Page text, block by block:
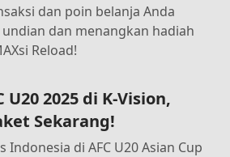
dan poin belanja Anda
dan menangkan hadiah
Reload!
U20 2025 di K-Vision,
Sekarang!
Indonesia di AFC U20 Asian Cup